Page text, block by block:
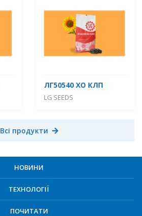
ЛГ50540 ХО КЛП
LG SEEDS
Всі продукти
НОВИНИ
ТЕХНОЛОГІЇ
ПОЧИТАТИ